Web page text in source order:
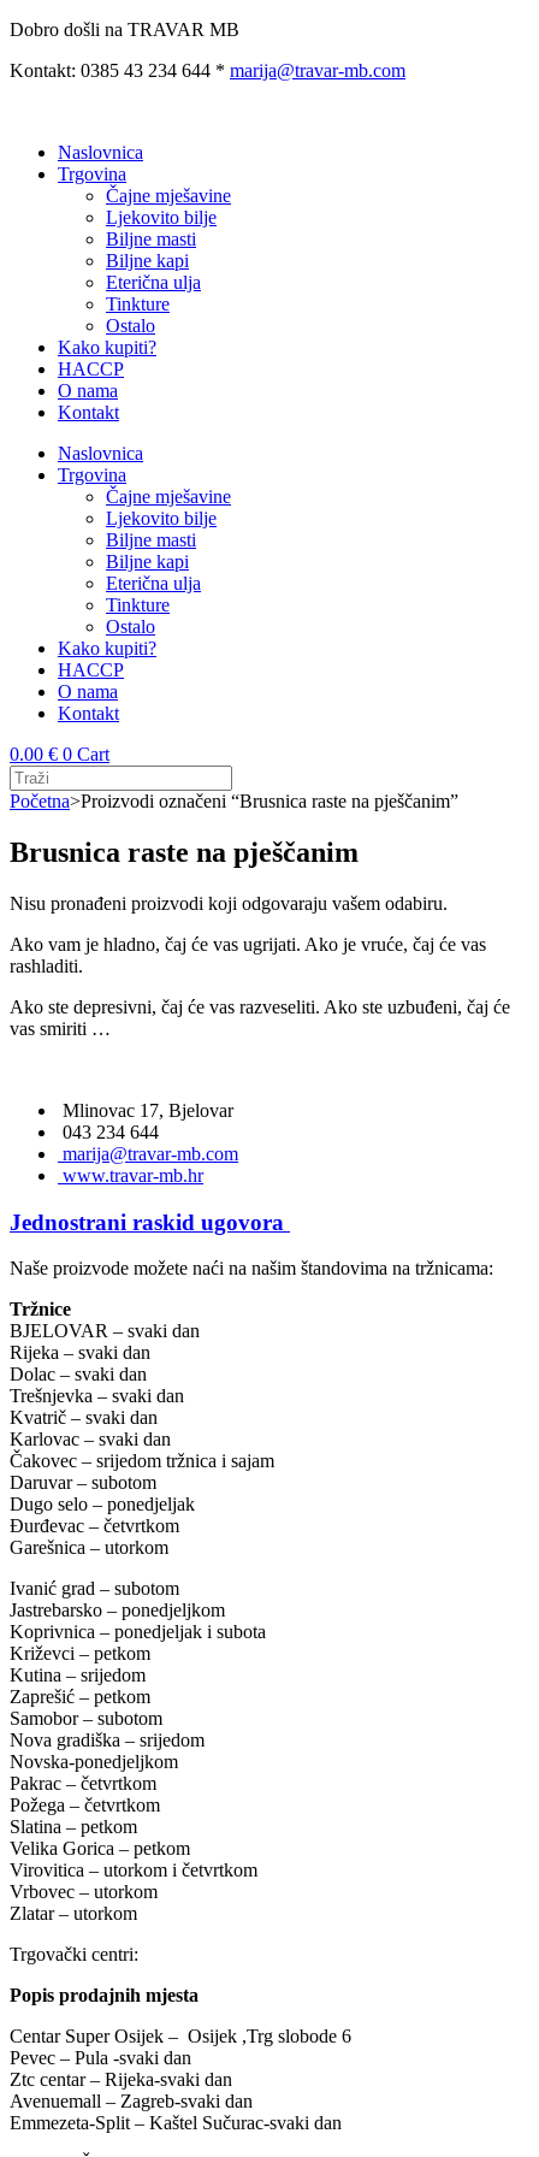
Preskoči
sadržaj
Dobro došli na TRAVAR MB
Kontakt: 0385 43 234 644 * marija@travar-mb.com
Naslovnica
Trgovina
Čajne mješavine
Ljekovito bilje
Biljne masti
Biljne kapi
Eterična ulja
Tinkture
Ostalo
Kako kupiti?
HACCP
O nama
Kontakt
Naslovnica
Trgovina
Čajne mješavine
Ljekovito bilje
Biljne masti
Biljne kapi
Eterična ulja
Tinkture
Ostalo
Kako kupiti?
HACCP
O nama
Kontakt
0.00 € 0 Cart
Početna>Proizvodi označeni “Brusnica raste na pješčanim”
Brusnica raste na pješčanim
Nisu pronađeni proizvodi koji odgovaraju vašem odabiru.
Ako vam je hladno, čaj će vas ugrijati. Ako je vruće, čaj će vas
rashladiti.
Ako ste depresivni, čaj će vas razveseliti. Ako ste uzbuđeni, čaj će
vas smiriti …
Mlinovac 17, Bjelovar
043 234 644
marija@travar-mb.com
www.travar-mb.hr
Jednostrani raskid ugovora
Naše proizvode možete naći na našim štandovima na tržnicama:
Tržnice
BJELOVAR – svaki dan
Rijeka – svaki dan
Dolac – svaki dan
Trešnjevka – svaki dan
Kvatrič – svaki dan
Karlovac – svaki dan
Čakovec – srijedom tržnica i sajam
Daruvar – subotom
Dugo selo – ponedjeljak
Đurđevac – četvrtkom
Garešnica – utorkom
Ivanić grad – subotom
Jastrebarsko – ponedjeljkom
Koprivnica – ponedjeljak i subota
Križevci – petkom
Kutina – srijedom
Zaprešić – petkom
Samobor – subotom
Nova gradiška – srijedom
Novska-ponedjeljkom
Pakrac – četvrtkom
Požega – četvrtkom
Slatina – petkom
Velika Gorica – petkom
Virovitica – utorkom i četvrtkom
Vrbovec – utorkom
Zlatar – utorkom
Trgovački centri:
Popis prodajnih mjesta
Centar Super Osijek – Osijek ,Trg slobode 6
Pevec – Pula -svaki dan
Ztc centar – Rijeka-svaki dan
Avenuemall – Zagreb-svaki dan
Emmezeta-Split – Kaštel Sučurac-svaki dan